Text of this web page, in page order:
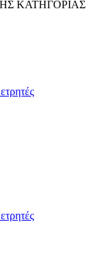
ΚΑΤΗΓΟΡΙΑΣ